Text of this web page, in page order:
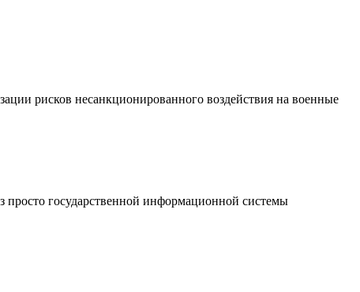
рисков несанкционированного воздействия на военные
государственной информационной системы